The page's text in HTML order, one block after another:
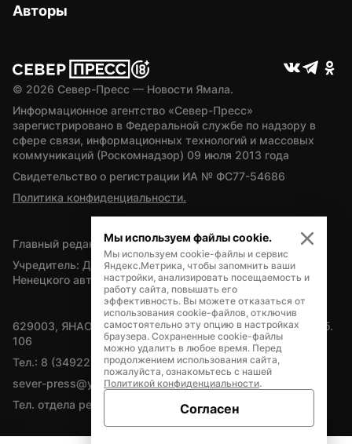
Авторы
© 2026 Север-Пресс — Новости Ямала.
Информационное агентство «Север-Пресс»
зарегистрировано в Федеральной службе по надзору в
сфере связи, информационных технологий и массовых
коммуникаций (Роскомнадзор) 09 июля 2013 года
Свидетельство о регистрации ИА № ФС77-54686
Политика конфиденциальности.
Главный редактор — А.Л. Поздеев
Учредитель: Департамент внутренней политики Ямало-
Ненецкого автономного округа
629003, ЯНАО, Салехард, мкр. Богдана Кнунянца, д.1, каб.
106
Тел.: 8 (34922) 71262
sever-press@yamal-media.ru
Тел. отдела рекламы: 8 (34922) 42728
Мы используем файлы cookie.
Мы используем cookie-файлы и сервис
Яндекс.Метрика, чтобы запомнить ваши
настройки, анализировать посещаемость и
работу сайта, повышать его
эффективность. Вы можете отказаться от
использования cookie-файлов, отключив
самостоятельно эту опцию в настройках
браузера. Сохраненные cookie-файлы
можно удалить в любое время. Перед
продолжением использования сайта,
пожалуйста, ознакомьтесь с нашей
Политикой конфиденциальности.
Согласен